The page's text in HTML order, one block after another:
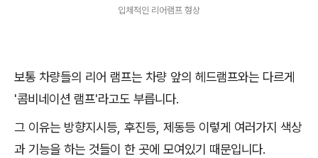
입체적인 리어램프 형상
보통 차량들의 리어 램프는 차량 앞의 헤드램프와는 다르게
'콤비네이션 램프'라고도 부릅니다.
그 이유는 방향지시등, 후진등, 제동등 이렇게 여러가지 색상
과 기능을 하는 것들이 한 곳에 모여있기 때문입니다.